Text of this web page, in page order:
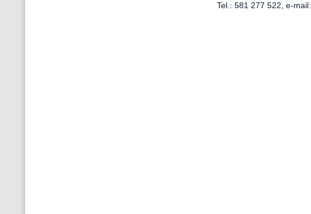
Tel.: 581 277 522, e-mail: